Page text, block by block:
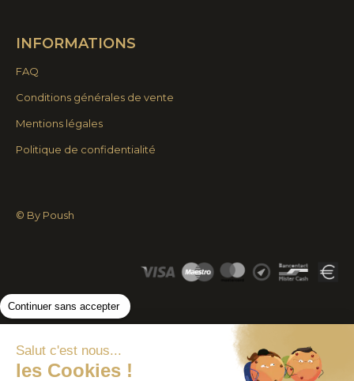
Continuer sans accepter
Salut c'est nous...
les Cookies !
s'ouvre
nouvelle
fenêtre
s'ouvre
nouvelle
fenêtre
INFORMATIONS
FAQ
Conditions générales de vente
Mentions légales
Politique de confidentialité
© By Poush